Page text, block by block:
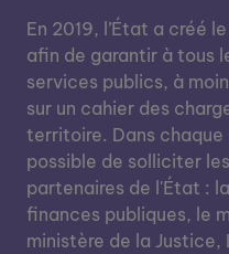
En 2019, l’État a créé
afin de garantir à tous
services publics, à
sur un cahier des
territoire. Dans chaque
possible de solliciter
partenaires de l'État :
finances publiques, le
ministère de la Justice,